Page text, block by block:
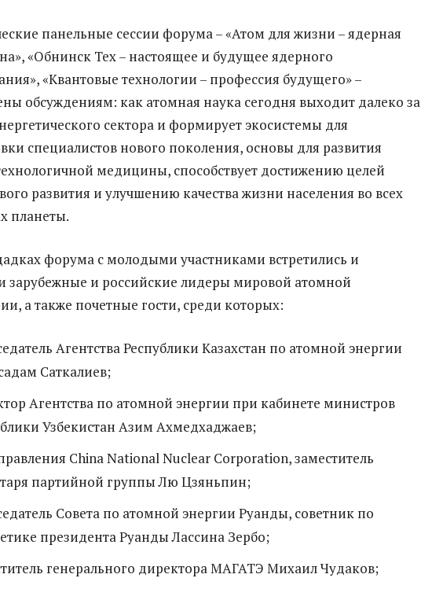
панельные сессии форума – «Атом для жизни – ядерная
«Обнинск Тех – настоящее и будущее ядерного
«Квантовые технологии – профессия будущего» –
обсуждениям: как атомная наука сегодня выходит далеко за
сектора и формирует экосистемы для
специалистов нового поколения, основы для развития
медицины, способствует достижению целей
развития и улучшению качества жизни населения во всех
планеты.
форума с молодыми участниками встретились и
зарубежные и российские лидеры мировой атомной
а также почетные гости, среди которых:
Агентства Республики Казахстан по атомной энергии
Саткалиев;
Агентства по атомной энергии при кабинете министров
Узбекистан Азим Ахмедхаджаев;
China National Nuclear Corporation, заместитель
партийной группы Лю Цзяньпин;
Совета по атомной энергии Руанды, советник по
президента Руанды Лассина Зербо;
генерального директора МАГАТЭ Михаил Чудаков;